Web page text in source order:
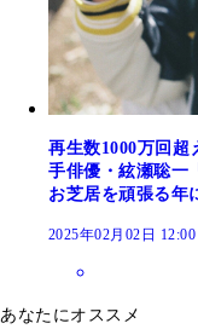
再生数1000万回
手俳優・絃瀬聡一
お芝居を頑張る年
2025年02月02日 12:00
あなたにオススメ